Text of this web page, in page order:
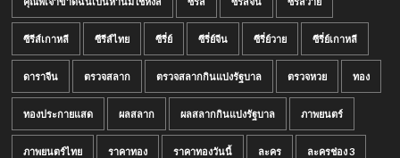
ซีรีส์เกาหลี ซีรีส์ไทย ซีรี่ย์ ซีรี่ย์จีน ซีรี่ย์วาย ซีรี่ย์เกาหลี
ดาราจีน ตรวจสลาก ตรวจสลากกินแบ่งรัฐบาล ตรวจหวย ทอง
ทองประกายแสด ผลสลาก ผลสลากกินแบ่งรัฐบาล ภาพยนตร์
ภาพยนตร์ไทย ราคาทอง ราคาทองวันนี้ ละคร ละครช่อง 3